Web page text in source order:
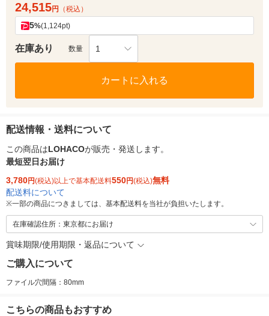
24,515円 （税込）
5%(1,124pt)
在庫あり 数量 1
カートに入れる
配送情報・送料について
この商品はLOHACOが販売・発送します。
最短翌日お届け
3,780円(税込)以上で基本配送料550円(税込)無料
配送料について
※一部の商品につきましては、基本配送料を当社が負担いたします。
在庫確認住所：東京都にお届け
賞味期限/使用期限・返品について
ご購入について
ファイル穴間隔：80mm
こちらの商品もおすすめ